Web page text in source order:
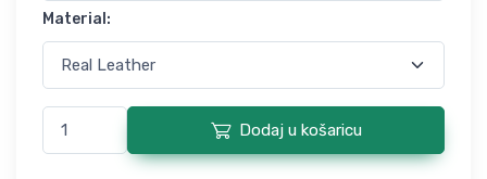
Material :
Dodaj u košaricu